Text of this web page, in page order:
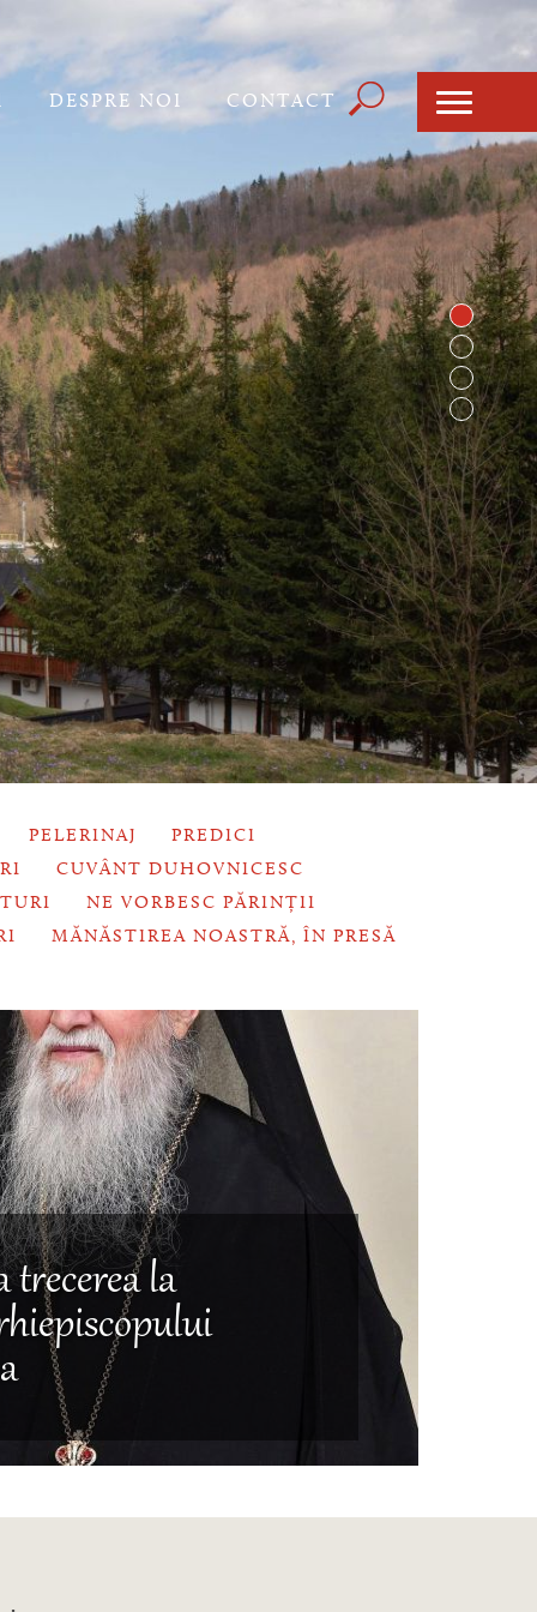
DESPRE NOI CONTACT
de
căutare
PELERINAJ
PREDICI
CUVÂNT DUHOVNICESC
NE VORBESC PĂRINȚII
MĂNĂSTIREA NOASTRĂ, ÎN PRESĂ
trecerea la